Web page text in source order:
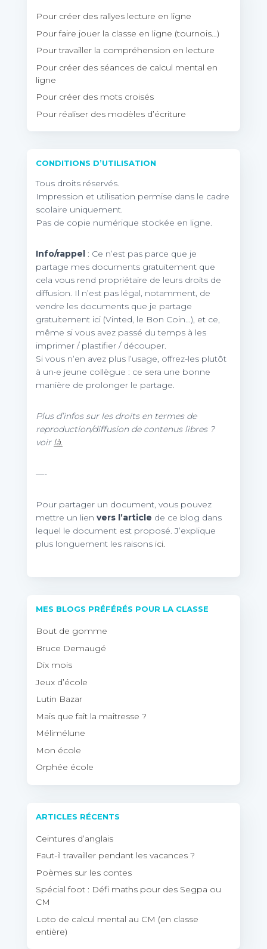
Pour créer des rallyes lecture en ligne
Pour faire jouer la classe en ligne (tournois…)
Pour travailler la compréhension en lecture
Pour créer des séances de calcul mental en
ligne
Pour créer des mots croisés
Pour réaliser des modèles d’écriture
CONDITIONS D’UTILISATION
Tous droits réservés.
Impression et utilisation permise dans le cadre
scolaire uniquement.
Pas de copie numérique stockée en ligne.
Info/rappel : Ce n’est pas parce que je
partage mes documents gratuitement que
cela vous rend propriétaire de leurs droits de
diffusion. Il n’est pas légal, notamment, de
vendre les documents que je partage
gratuitement ici (Vinted, le Bon Coin…), et ce,
même si vous avez passé du temps à les
imprimer / plastifier / découper.
Si vous n’en avez plus l’usage, offrez-les plutôt
à un•e jeune collègue : ce sera une bonne
manière de prolonger le partage.
Plus d’infos sur les droits en termes de
reproduction/diffusion de contenus libres ?
voir là.
—-
Pour partager un document, vous pouvez
mettre un lien vers l’article de ce blog dans
lequel le document est proposé. J’explique
plus longuement les raisons ici.
MES BLOGS PRÉFÉRÉS POUR LA CLASSE
Bout de gomme
Bruce Demaugé
Dix mois
Jeux d’école
Lutin Bazar
Mais que fait la maitresse ?
Mélimélune
Mon école
Orphée école
ARTICLES RÉCENTS
Ceintures d’anglais
Faut-il travailler pendant les vacances ?
Poèmes sur les contes
Spécial foot : Défi maths pour des Segpa ou
CM
Loto de calcul mental au CM (en classe
entière)